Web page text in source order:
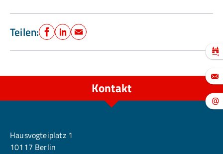
Teilen: Facebook
LinkedIn
E-Mail
Kontakt
Hausvogteiplatz 1
10117 Berlin